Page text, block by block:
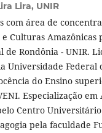
Lira, UNIR
com área de
Culturas Amazônicas
de Rondônia - UNIR.
Universidade Federal
do Ensino
Especialização em
Centro
pela faculdade